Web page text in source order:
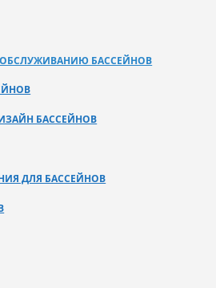
БАССЕЙНОВ
БАССЕЙНОВ
ДЛЯ БАССЕЙНОВ